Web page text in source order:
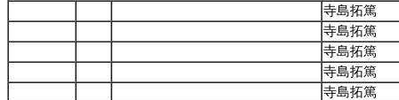
寺島拓篤
寺島拓篤
寺島拓篤
寺島拓篤
寺島拓篤